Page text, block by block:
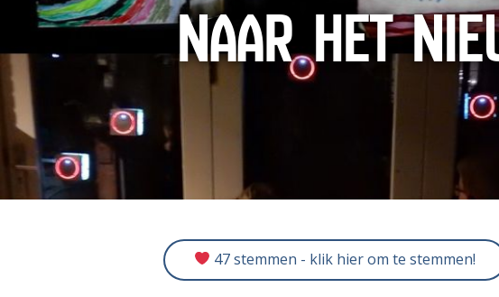
NAAR HET
47 stemmen - klik hier om te stemmen!